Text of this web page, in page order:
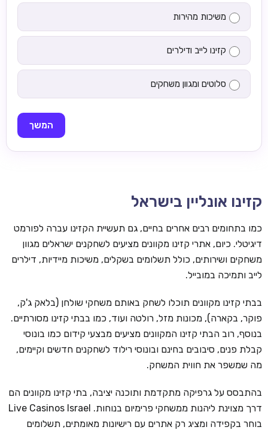
משיכות מהירות
קזינו לייב ודילרים
סלוטים ומגוון משחקים
המשך
קזינו אונליין בישראל
כמו בתחומים רבים אחרים בחיים, גם תעשיית הקזינו עברה לפורמט
דיגיטלי. כיום, אתרי קזינו מקוונים מציעים לשחקנים ישראלים מגוון
משחקים ושירותים, כולל תשלומים בשקלים, משיכות מיידיות, דילרים
לייב ותמיכה במובייל.
בבתי קזינו מקוונים תוכלו לשחק באותם משחקי שולחן (בלאק ג'ק,
פוקר, בקארה), מכונות מזל, רולטה ועוד, כמו בבתי קזינו מסורתיים.
בנוסף, רוב הבתי קזינו המקוונים מציעים מבצעי קידום כמו בונוסי
קבלת פנים, סיבובים בחינם ובונוסי רילוד לשחקנים חדשים וקיימים,
מה שמשפר את חווית המשחק.
בהתבסס על גרפיקה מתקדמת ותוכנה יציבה, בתי קזינו מקוונים הם
דרך מצוינת ליהנות ממשחקי פרימיום בנוחות. Live Casinos Israel
בוחר בקפידה ומציג רק אתרים עם רישיונות מאומתים, תשלומים